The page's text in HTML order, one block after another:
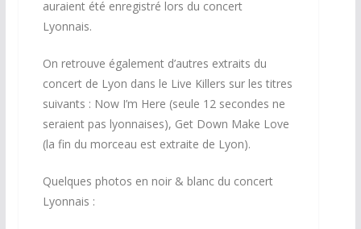
auraient été enregistré lors du concert
Lyonnais.
On retrouve également d’autres extraits du
concert de Lyon dans le Live Killers sur les titres
suivants : Now I’m Here (seule 12 secondes ne
seraient pas lyonnaises), Get Down Make Love
(la fin du morceau est extraite de Lyon).
Quelques photos en noir & blanc du concert
Lyonnais :